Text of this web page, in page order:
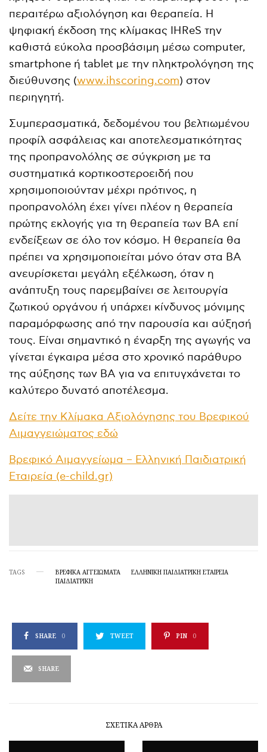
περαιτέρω αξιολόγηση και θεραπεία. Η
ψηφιακή έκδοση της κλίμακας IHReS την
καθιστά εύκολα προσβάσιμη μέσω computer,
smartphone ή tablet με την πληκτρολόγηση της
διεύθυνσης (www.ihscoring.com) στον
περιηγητή.
Συμπερασματικά, δεδομένου του βελτιωμένου
προφίλ ασφάλειας και αποτελεσματικότητας
της προπρανολόλης σε σύγκριση με τα
συστηματικά κορτικοστεροειδή που
χρησιμοποιούνταν μέχρι πρότινος, η
προπρανολόλη έχει γίνει πλέον η θεραπεία
πρώτης εκλογής για τη θεραπεία των ΒΑ επί
ενδείξεων σε όλο τον κόσμο. Η θεραπεία θα
πρέπει να χρησιμοποιείται μόνο όταν στα ΒΑ
ανευρίσκεται μεγάλη εξέλκωση, όταν η
ανάπτυξη τους παρεμβαίνει σε λειτουργία
ζωτικού οργάνου ή υπάρχει κίνδυνος μόνιμης
παραμόρφωσης από την παρουσία και αύξησή
τους. Είναι σημαντικό η έναρξη της αγωγής να
γίνεται έγκαιρα μέσα στο χρονικό παράθυρο
της αύξησης των ΒΑ για να επιτυγχάνεται το
καλύτερο δυνατό αποτέλεσμα.
Δείτε την Κλίμακα Αξιολόγησης του Βρεφικού
Αιμαγγειώματος εδώ
Βρεφικό Αιμαγγείωμα – Ελληνική Παιδιατρική
Εταιρεία (e-child.gr)
TAGS ΒΡΕΦΙΚΆ ΑΓΓΕΙΏΜΑΤΑ
ΕΛΛΗΝΙΚΗ ΠΑΙΔΙΑΤΡΙΚΗ ΕΤΑΙΡΕΙΑ
ΠΑΙΔΙΑΤΡΙΚΉ
SHARE 0 TWEET PIN 0
SHARE
ΣΧΕΤΙΚΆ ΆΡΘΡΑ